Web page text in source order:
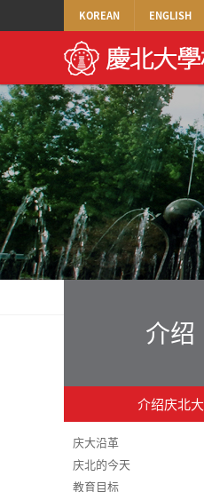
KOREAN ENGLISH
介绍
介绍庆北大
庆大沿革
庆北的今天
教育目标